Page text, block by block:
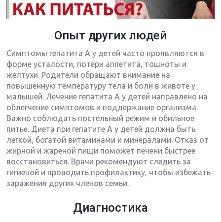
Опыт других людей
Симптомы гепатита А у детей часто проявляются в
форме усталости, потери аппетита, тошноты и
желтухи. Родители обращают внимание на
повышенную температуру тела и боли в животе у
малышей. Лечение гепатита А у детей направлено на
облегчение симптомов и поддержание организма.
Важно соблюдать постельный режим и обильное
питье. Диета при гепатите А у детей должна быть
легкой, богатой витаминами и минералами. Отказ от
жирной и жареной пищи поможет печени быстрее
восстановиться. Врачи рекомендуют следить за
гигиеной и проводить профилактику, чтобы избежать
заражения других членов семьи.
Диагностика